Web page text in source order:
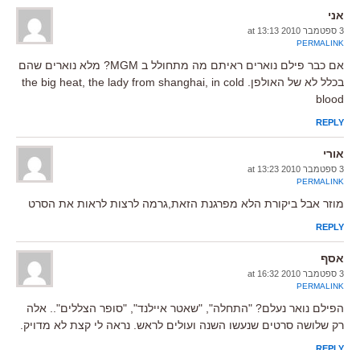
אני
3 ספטמבר 2010 at 13:13
PERMALINK
אם כבר פילם נוארים ראיתם מה מתחולל ב MGM? מלא נוארים שהם
בכלל לא של האולפן. the big heat, the lady from shanghai, in cold
blood
REPLY
אורי
3 ספטמבר 2010 at 13:23
PERMALINK
מוזר אבל ביקורת הלא מפרגנת הזאת,גרמה לרצות לראות את הסרט
REPLY
אסף
3 ספטמבר 2010 at 16:32
PERMALINK
הפילם נואר נעלם? "התחלה", "שאטר איילנד", "סופר הצללים".. אלה
רק שלושה סרטים שנעשו השנה ועולים לראש. נראה לי קצת לא מדויק.